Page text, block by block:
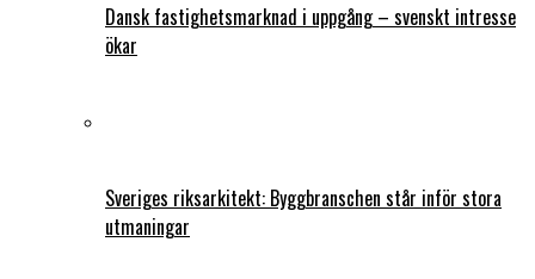
Dansk fastighetsmarknad i uppgång – svenskt intresse
ökar
Sveriges riksarkitekt: Byggbranschen står inför stora
utmaningar